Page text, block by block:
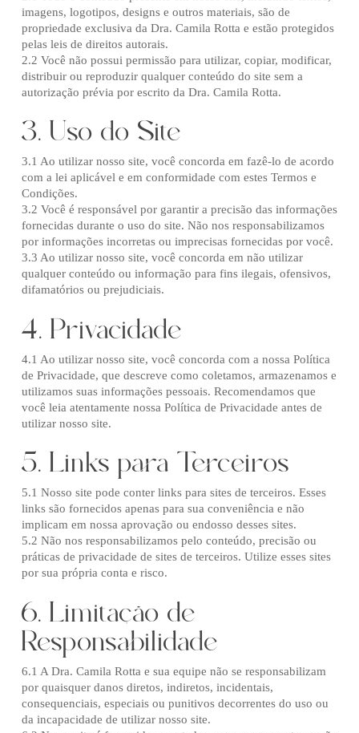
imagens, logotipos, designs e outros materiais, são de
propriedade exclusiva da Dra. Camila Rotta e estão protegidos
pelas leis de direitos autorais.
2.2 Você não possui permissão para utilizar, copiar, modificar,
distribuir ou reproduzir qualquer conteúdo do site sem a
autorização prévia por escrito da Dra. Camila Rotta.
3. Uso do Site
3.1 Ao utilizar nosso site, você concorda em fazê-lo de acordo
com a lei aplicável e em conformidade com estes Termos e
Condições.
3.2 Você é responsável por garantir a precisão das informações
fornecidas durante o uso do site. Não nos responsabilizamos
por informações incorretas ou imprecisas fornecidas por você.
3.3 Ao utilizar nosso site, você concorda em não utilizar
qualquer conteúdo ou informação para fins ilegais, ofensivos,
difamatórios ou prejudiciais.
4. Privacidade
4.1 Ao utilizar nosso site, você concorda com a nossa Política
de Privacidade, que descreve como coletamos, armazenamos e
utilizamos suas informações pessoais. Recomendamos que
você leia atentamente nossa Política de Privacidade antes de
utilizar nosso site.
5. Links para Terceiros
5.1 Nosso site pode conter links para sites de terceiros. Esses
links são fornecidos apenas para sua conveniência e não
implicam em nossa aprovação ou endosso desses sites.
5.2 Não nos responsabilizamos pelo conteúdo, precisão ou
práticas de privacidade de sites de terceiros. Utilize esses sites
por sua própria conta e risco.
6. Limitação de
Responsabilidade
6.1 A Dra. Camila Rotta e sua equipe não se responsabilizam
por quaisquer danos diretos, indiretos, incidentais,
consequenciais, especiais ou punitivos decorrentes do uso ou
da incapacidade de utilizar nosso site.